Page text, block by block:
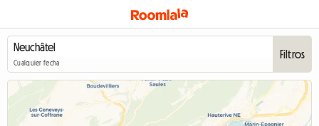
Cualquier fecha
Filtros